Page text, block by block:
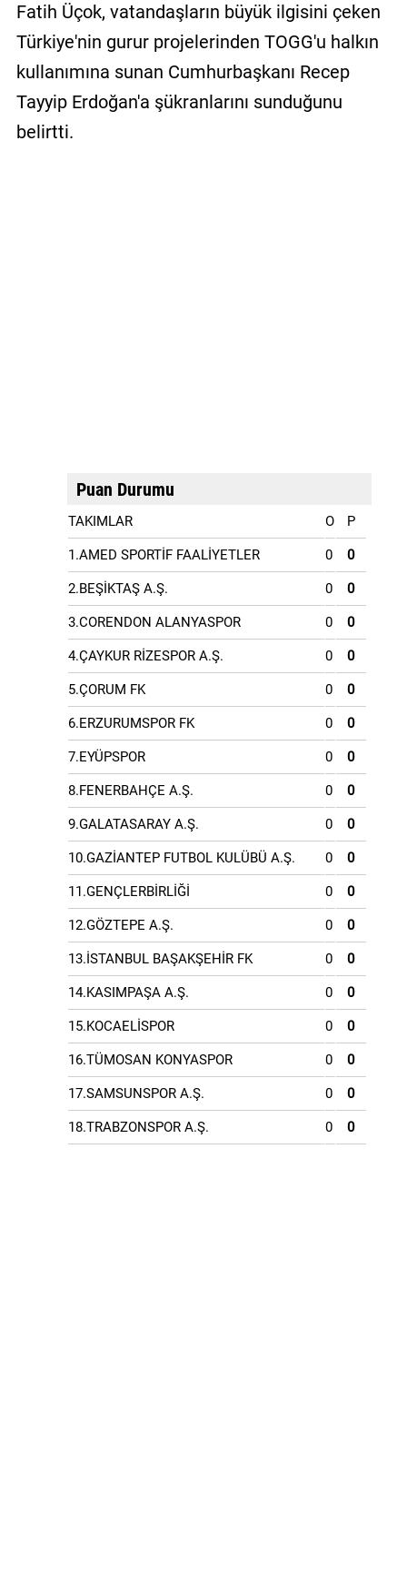
Fatih Üçok, vatandaşların büyük ilgisini çeken
Türkiye'nin gurur projelerinden TOGG'u halkın
kullanımına sunan Cumhurbaşkanı Recep
Tayyip Erdoğan'a şükranlarını sunduğunu
belirtti.
Puan Durumu
TAKIMLAR O P
1.AMED SPORTİF FAALİYETLER 0 0
2.BEŞİKTAŞ A.Ş. 0 0
3.CORENDON ALANYASPOR 0 0
4.ÇAYKUR RİZESPOR A.Ş. 0 0
5.ÇORUM FK 0 0
6.ERZURUMSPOR FK 0 0
7.EYÜPSPOR 0 0
8.FENERBAHÇE A.Ş. 0 0
9.GALATASARAY A.Ş. 0 0
10.GAZİANTEP FUTBOL KULÜBÜ A.Ş. 0 0
11.GENÇLERBİRLİĞİ 0 0
12.GÖZTEPE A.Ş. 0 0
13.İSTANBUL BAŞAKŞEHİR FK 0 0
14.KASIMPAŞA A.Ş. 0 0
15.KOCAELİSPOR 0 0
16.TÜMOSAN KONYASPOR 0 0
17.SAMSUNSPOR A.Ş. 0 0
18.TRABZONSPOR A.Ş. 0 0